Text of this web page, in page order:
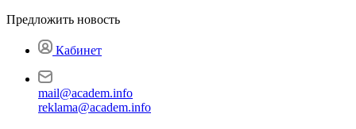
Предложить новость
Кабинет
mail@academ.info
reklama@academ.info